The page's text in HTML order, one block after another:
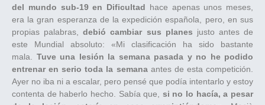
del mundo sub-19 en Dificultad hace apenas unos meses,
era la gran esperanza de la expedición española, pero, en sus
propias palabras,debió cambiar sus planes justo antes de
este Mundial absoluto: «Mi clasificación ha sido bastante
mala. Tuve una lesión la semana pasada y no he podido
entrenar en serio toda la semanaantes de esta competición.
Ayer no iba ni a escalar, pero pensé que podía intentarlo y estoy
contenta de haberlo hecho. Sabía que, si no lo hacía, a pesar